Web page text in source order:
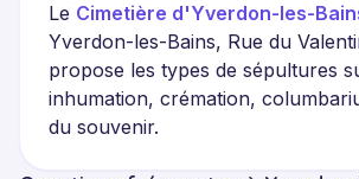
Le Cimetière d'Yverdon-les-
Yverdon-les-Bains, Rue du
propose les types de sépultures
inhumation, crémation,
du souvenir.